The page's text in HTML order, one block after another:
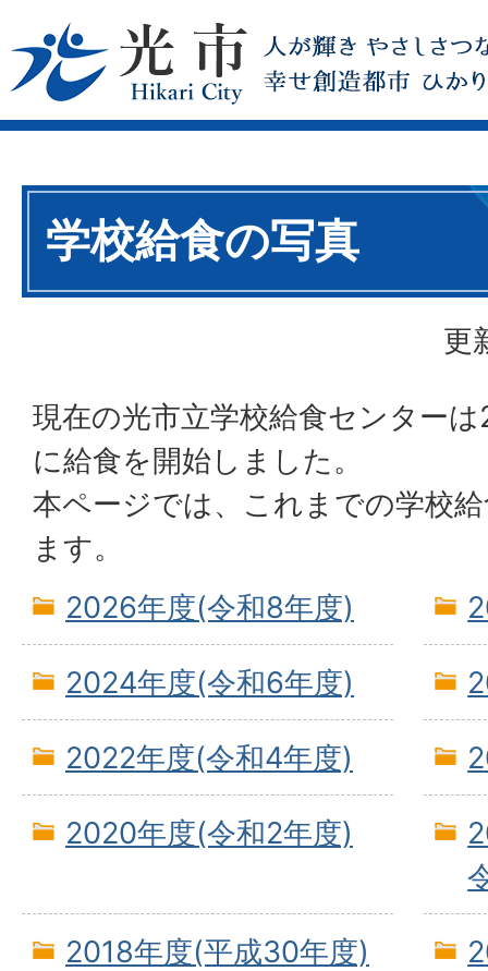
学校給食の写真
更
現在の光市立学校給食センター
に給食を開始しました。
本ページでは、これまでの学校
ます。
2026年度(令和8年度)
2024年度(令和6年度)
2022年度(令和4年度)
2020年度(令和2年度)
2018年度(平成30年度)